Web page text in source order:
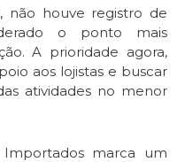
não houve registro de
o ponto mais
A prioridade agora,
aos lojistas e buscar
atividades no menor
marca um